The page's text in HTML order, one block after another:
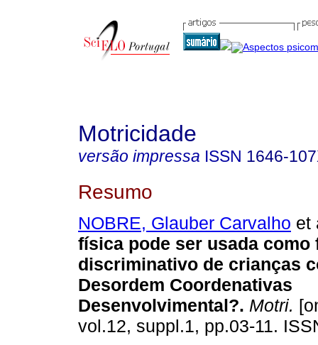
Motricidade
versão impressa ISSN 1646-
Resumo
NOBRE, Glauber Carvalho et
física pode ser usada como
discriminativo de crianças
Desordem Coordenativas
Desenvolvimental?. Motri.
vol.12, suppl.1, pp.03-11.